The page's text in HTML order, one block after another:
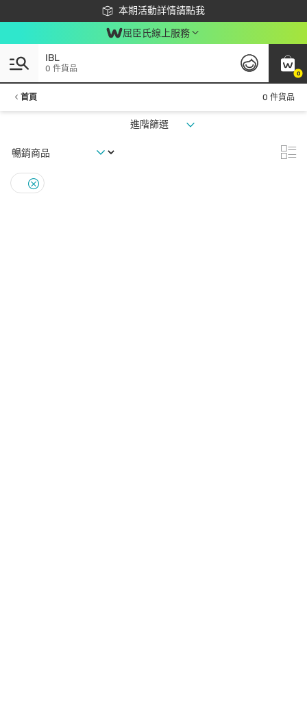
本期活動詳情請點我
下載app最高回饋$350
屈臣氏線上服務
0
IBL
0 件貨品
首頁 0 件貨品
進階篩選